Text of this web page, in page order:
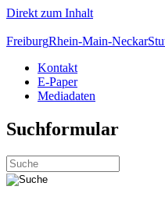
Direkt zum Inhalt
FreiburgRhein-Main-Neckar
Kontakt
E-Paper
Mediadaten
Suchformular